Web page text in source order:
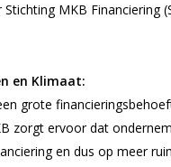
MKB
en Klimaat:
grote
zorgt ervoor dat
en dus op meer